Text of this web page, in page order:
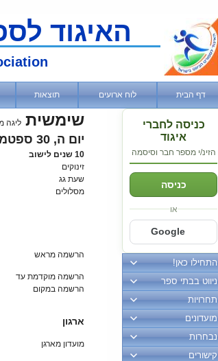
האיגוד
דף הבית לוח ארועים תוצאות
שימשית ליגה
יום ה, 30 ספטמבר, 2010
10 שנים לישוב
זינוקים
שעת גג
מסלולים
הרשמה מראש
הרשמה מוקדמת עד
הרשמה במקום
ארגון
מועדון מארגן
כניסה לחברי
איגוד
הזינ/י מספר חבר וסיסמה
כניסה
או
Google
התחילו כאן!
ניווט בבתי ספר
תחרויות
מועדונים
נבחרות
קישורים